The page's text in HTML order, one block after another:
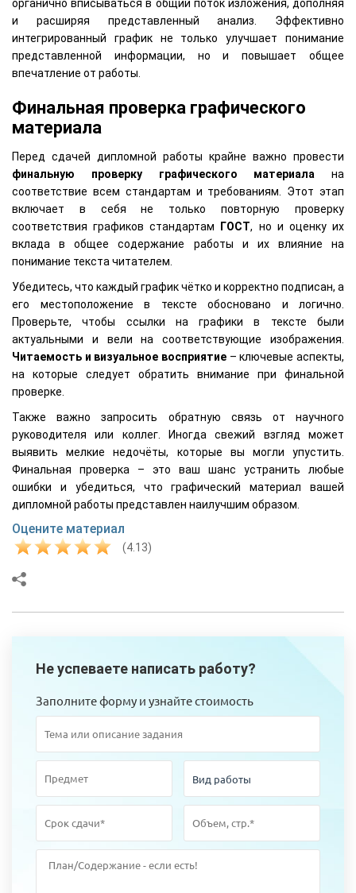
органично вписываться в общий поток изложения, дополняя
и расширяя представленный анализ. Эффективно
интегрированный график не только улучшает понимание
представленной информации, но и повышает общее
впечатление от работы.
Финальная проверка графического
материала
Перед сдачей дипломной работы крайне важно провести
финальную проверку графического материала на
соответствие всем стандартам и требованиям. Этот этап
включает в себя не только повторную проверку
соответствия графиков стандартам
ГОСТ, но и оценку их
вклада в общее содержание работы и их влияние на
понимание текста читателем.
Убедитесь, что каждый график чётко и корректно подписан, а
его местоположение в тексте обосновано и логично.
Проверьте, чтобы ссылки на графики в тексте были
актуальными и вели на соответствующие изображения.
Читаемость и визуальное восприятие – ключевые аспекты,
на которые следует обратить внимание при финальной
проверке.
Также важно запросить обратную связь от научного
руководителя или коллег. Иногда свежий взгляд может
выявить мелкие недочёты, которые вы могли упустить.
Финальная проверка – это ваш шанс устранить любые
ошибки и убедиться, что графический материал вашей
дипломной работы представлен наилучшим образом.
Оцените материал
(4.13)
Не успеваете написать работу?
Заполните форму и узнайте стоимость